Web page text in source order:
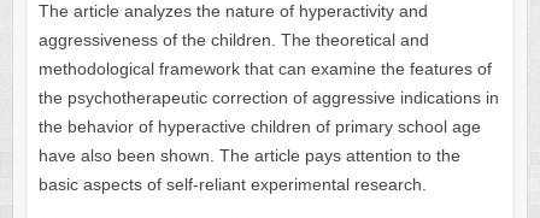
The article analyzes the nature of hyperactivity and
aggressiveness of the children. The theoretical and
methodological framework that can examine the features of
the psychotherapeutic correction of aggressive indications in
the behavior of hyperactive children of primary school age
have also been shown. The article pays attention to the
basic aspects of self-reliant experimental research.